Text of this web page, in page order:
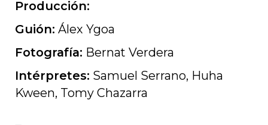
Producción:
Guión: Álex Ygoa
Fotografía: Bernat Verdera
Intérpretes: Samuel Serrano, Huha
Kween, Tomy Chazarra